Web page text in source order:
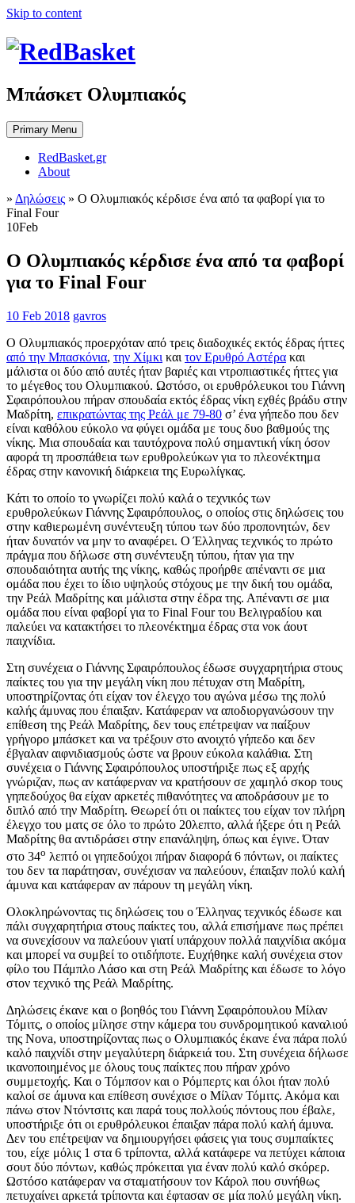
Skip to content
Μπάσκετ Ολυμπιακός
Primary Menu
RedBasket.gr
About
» Δηλώσεις » Ο Ολυμπιακός κέρδισε ένα από τα φαβορί για το
Final Four
10Feb
Ο Ολυμπιακός κέρδισε ένα από τα φαβορί
για το Final Four
10 Feb 2018 gavros
Ο Ολυμπιακός προερχόταν από τρεις διαδοχικές εκτός έδρας ήττες
από την Μπασκόνια, την Χίμκι και τον Ερυθρό Αστέρα και
μάλιστα οι δύο από αυτές ήταν βαριές και ντροπιαστικές ήττες για
το μέγεθος του Ολυμπιακού. Ωστόσο, οι ερυθρόλευκοι του Γιάννη
Σφαιρόπουλου πήραν σπουδαία εκτός έδρας νίκη εχθές βράδυ στην
Μαδρίτη, επικρατώντας της Ρεάλ με 79-80 σ’ ένα γήπεδο που δεν
είναι καθόλου εύκολο να φύγει ομάδα με τους δυο βαθμούς της
νίκης. Μια σπουδαία και ταυτόχρονα πολύ σημαντική νίκη όσον
αφορά τη προσπάθεια των ερυθρολεύκων για το πλεονέκτημα
έδρας στην κανονική διάρκεια της Ευρωλίγκας.
Κάτι το οποίο το γνωρίζει πολύ καλά ο τεχνικός των
ερυθρολεύκων Γιάννης Σφαιρόπουλος, ο οποίος στις δηλώσεις του
στην καθιερωμένη συνέντευξη τύπου των δύο προπονητών, δεν
ήταν δυνατόν να μην το αναφέρει. Ο Έλληνας τεχνικός το πρώτο
πράγμα που δήλωσε στη συνέντευξη τύπου, ήταν για την
σπουδαιότητα αυτής της νίκης, καθώς προήρθε απέναντι σε μια
ομάδα που έχει το ίδιο υψηλούς στόχους με την δική του ομάδα,
την Ρεάλ Μαδρίτης και μάλιστα στην έδρα της. Απέναντι σε μια
ομάδα που είναι φαβορί για το Final Four του Βελιγραδίου και
παλεύει να κατακτήσει το πλεονέκτημα έδρας στα νοκ άουτ
παιχνίδια.
Στη συνέχεια ο Γιάννης Σφαιρόπουλος έδωσε συγχαρητήρια στους
παίκτες του για την μεγάλη νίκη που πέτυχαν στη Μαδρίτη,
υποστηρίζοντας ότι είχαν τον έλεγχο του αγώνα μέσω της πολύ
καλής άμυνας που έπαιξαν. Κατάφεραν να αποδιοργανώσουν την
επίθεση της Ρεάλ Μαδρίτης, δεν τους επέτρεψαν να παίξουν
γρήγορο μπάσκετ και να τρέξουν στο ανοιχτό γήπεδο και δεν
έβγαλαν αιφνιδιασμούς ώστε να βρουν εύκολα καλάθια. Στη
συνέχεια ο Γιάννης Σφαιρόπουλος υποστήριξε πως εξ αρχής
γνώριζαν, πως αν κατάφερναν να κρατήσουν σε χαμηλό σκορ τους
γηπεδούχος θα είχαν αρκετές πιθανότητες να αποδράσουν με το
διπλό από την Μαδρίτη. Θεωρεί ότι οι παίκτες του είχαν τον πλήρη
έλεγχο του ματς σε όλο το πρώτο 20λεπτο, αλλά ήξερε ότι η Ρεάλ
Μαδρίτης θα αντιδράσει στην επανάληψη, όπως και έγινε. Όταν
στο 34ο λεπτό οι γηπεδούχοι πήραν διαφορά 6 πόντων, οι παίκτες
του δεν τα παράτησαν, συνέχισαν να παλεύουν, έπαιξαν πολύ καλή
άμυνα και κατάφεραν αν πάρουν τη μεγάλη νίκη.
Ολοκληρώνοντας τις δηλώσεις του ο Έλληνας τεχνικός έδωσε και
πάλι συγχαρητήρια στους παίκτες του, αλλά επισήμανε πως πρέπει
να συνεχίσουν να παλεύουν γιατί υπάρχουν πολλά παιχνίδια ακόμα
και μπορεί να συμβεί το οτιδήποτε. Ευχήθηκε καλή συνέχεια στον
φίλο του Πάμπλο Λάσο και στη Ρεάλ Μαδρίτης και έδωσε το λόγο
στον τεχνικό της Ρεάλ Μαδρίτης.
Δηλώσεις έκανε και ο βοηθός του Γιάννη Σφαιρόπουλου Μίλαν
Τόμιτς, ο οποίος μίλησε στην κάμερα του συνδρομητικού καναλιού
της Νova, υποστηρίζοντας πως ο Ολυμπιακός έκανε ένα πάρα πολύ
καλό παιχνίδι στην μεγαλύτερη διάρκειά του. Στη συνέχεια δήλωσε
ικανοποιημένος με όλους τους παίκτες που πήραν χρόνο
συμμετοχής. Και ο Τόμπσον και ο Ρόμπερτς και όλοι ήταν πολύ
καλοί σε άμυνα και επίθεση συνέχισε ο Μίλαν Τόμιτς. Ακόμα και
πάνω στον Ντόντσιτς και παρά τους πολλούς πόντους που έβαλε,
υποστήριξε ότι οι ερυθρόλευκοι έπαιξαν πάρα πολύ καλή άμυνα.
Δεν του επέτρεψαν να δημιουργήσει φάσεις για τους συμπαίκτες
του, είχε μόλις 1 στα 6 τρίποντα, αλλά κατάφερε να πετύχει κάποια
σουτ δύο πόντων, καθώς πρόκειται για έναν πολύ καλό σκόρερ.
Ωστόσο κατάφεραν να σταματήσουν τον Κάρολ που συνήθως
πετυχαίνει αρκετά τρίποντα και έφτασαν σε μία πολύ μεγάλη νίκη.